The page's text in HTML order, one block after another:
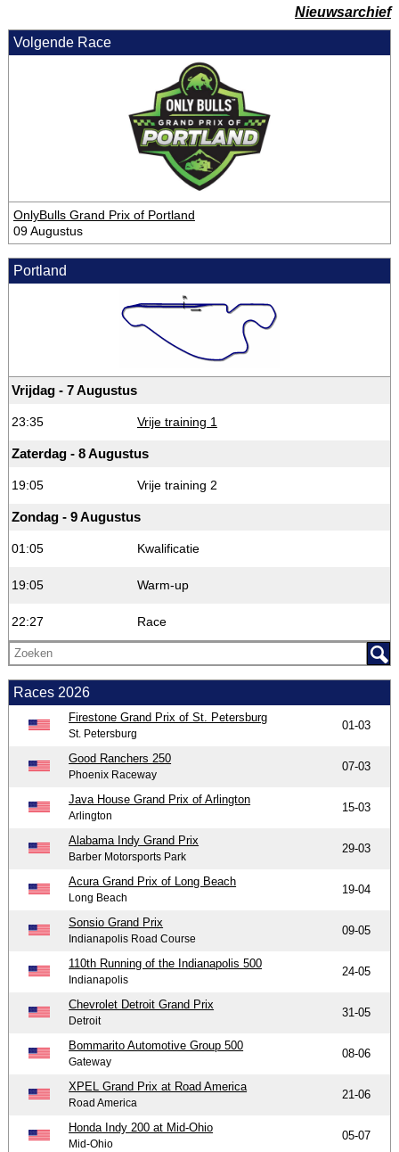
Nieuwsarchief
Volgende Race
OnlyBulls Grand Prix of Portland
09 Augustus
Portland
Vrijdag - 7 Augustus
23:35 Vrije training 1
Zaterdag - 8 Augustus
19:05 Vrije training 2
Zondag - 9 Augustus
01:05 Kwalificatie
19:05 Warm-up
22:27 Race
Races 2026
Firestone Grand Prix of St. Petersburg
St. Petersburg
01-03
Good Ranchers 250
Phoenix Raceway
07-03
Java House Grand Prix of Arlington
Arlington
15-03
Alabama Indy Grand Prix
Barber Motorsports Park
29-03
Acura Grand Prix of Long Beach
Long Beach
19-04
Sonsio Grand Prix
Indianapolis Road Course
09-05
110th Running of the Indianapolis 500
Indianapolis
24-05
Chevrolet Detroit Grand Prix
Detroit
31-05
Bommarito Automotive Group 500
Gateway
08-06
XPEL Grand Prix at Road America
Road America
21-06
Honda Indy 200 at Mid-Ohio
Mid-Ohio
05-07